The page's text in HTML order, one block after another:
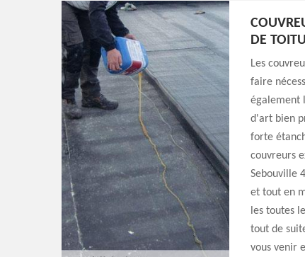
DE
Les
faire
également
d'art bien
forte
couvreurs
Sebouville
et tout en
les toutes
tout de
vous venir